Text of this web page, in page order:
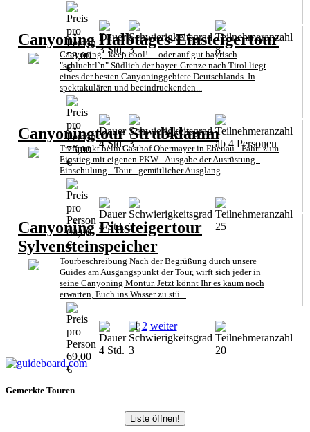
58,00
€
3 Std. 3 8
Canyoning Halbtages-Einsteigertour
Canyoning - keep cool! ... oder auf gut bayrisch
"schluchtl`n" Südlich der bayer. Grenze nach Tirol liegt
eines der besten Canyoninggebiete Deutschlands. In
spektakulären und beeindruckenden...
75,00
€
4 Std. 3 ab 4 Personen
Canyoningtour Strubklamm
Treffpunkt beim Gasthof Obermayer in Ebenau - Fahrt zum
Einstieg mit eigenen PKW - Ausgabe der Ausrüstung -
Einschulung - Tour - gemütlicher Ausglang
69,00
€
4 Std. 3 25
Canyoning Einsteigertour
Sylvensteinspeicher
Tourbeschreibung Nach der Begrüßung durch unsere
Guides am Ausgangspunkt der Tour, wirft sich jeder in
seine Canyoning Montur. Jetzt könnt Ihr es kaum noch
erwarten, Euch ins Wasser zu stü...
69,00
€
4 Std. 3 20
1 2 weiter
Gemerkte Touren
Liste öffnen!